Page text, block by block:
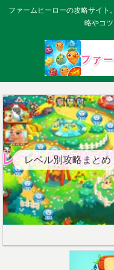
ファームヒーローの攻略サイト
略やコツ
レベル別攻略まとめ